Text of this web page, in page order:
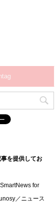
を提供してお
for
／ニュース